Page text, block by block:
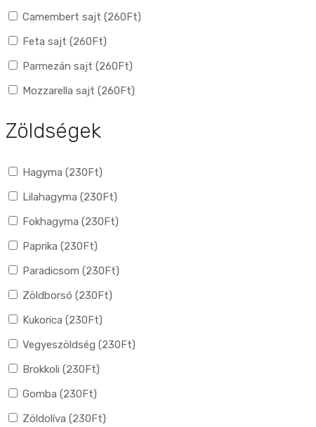
Camembert sajt (260Ft)
Feta sajt (260Ft)
Parmezán sajt (260Ft)
Mozzarella sajt (260Ft)
Zöldségek
Hagyma (230Ft)
Lilahagyma (230Ft)
Fokhagyma (230Ft)
Paprika (230Ft)
Paradicsom (230Ft)
Zöldborsó (230Ft)
Kukorica (230Ft)
Vegyeszöldség (230Ft)
Brokkoli (230Ft)
Gomba (230Ft)
Zöldolíva (230Ft)